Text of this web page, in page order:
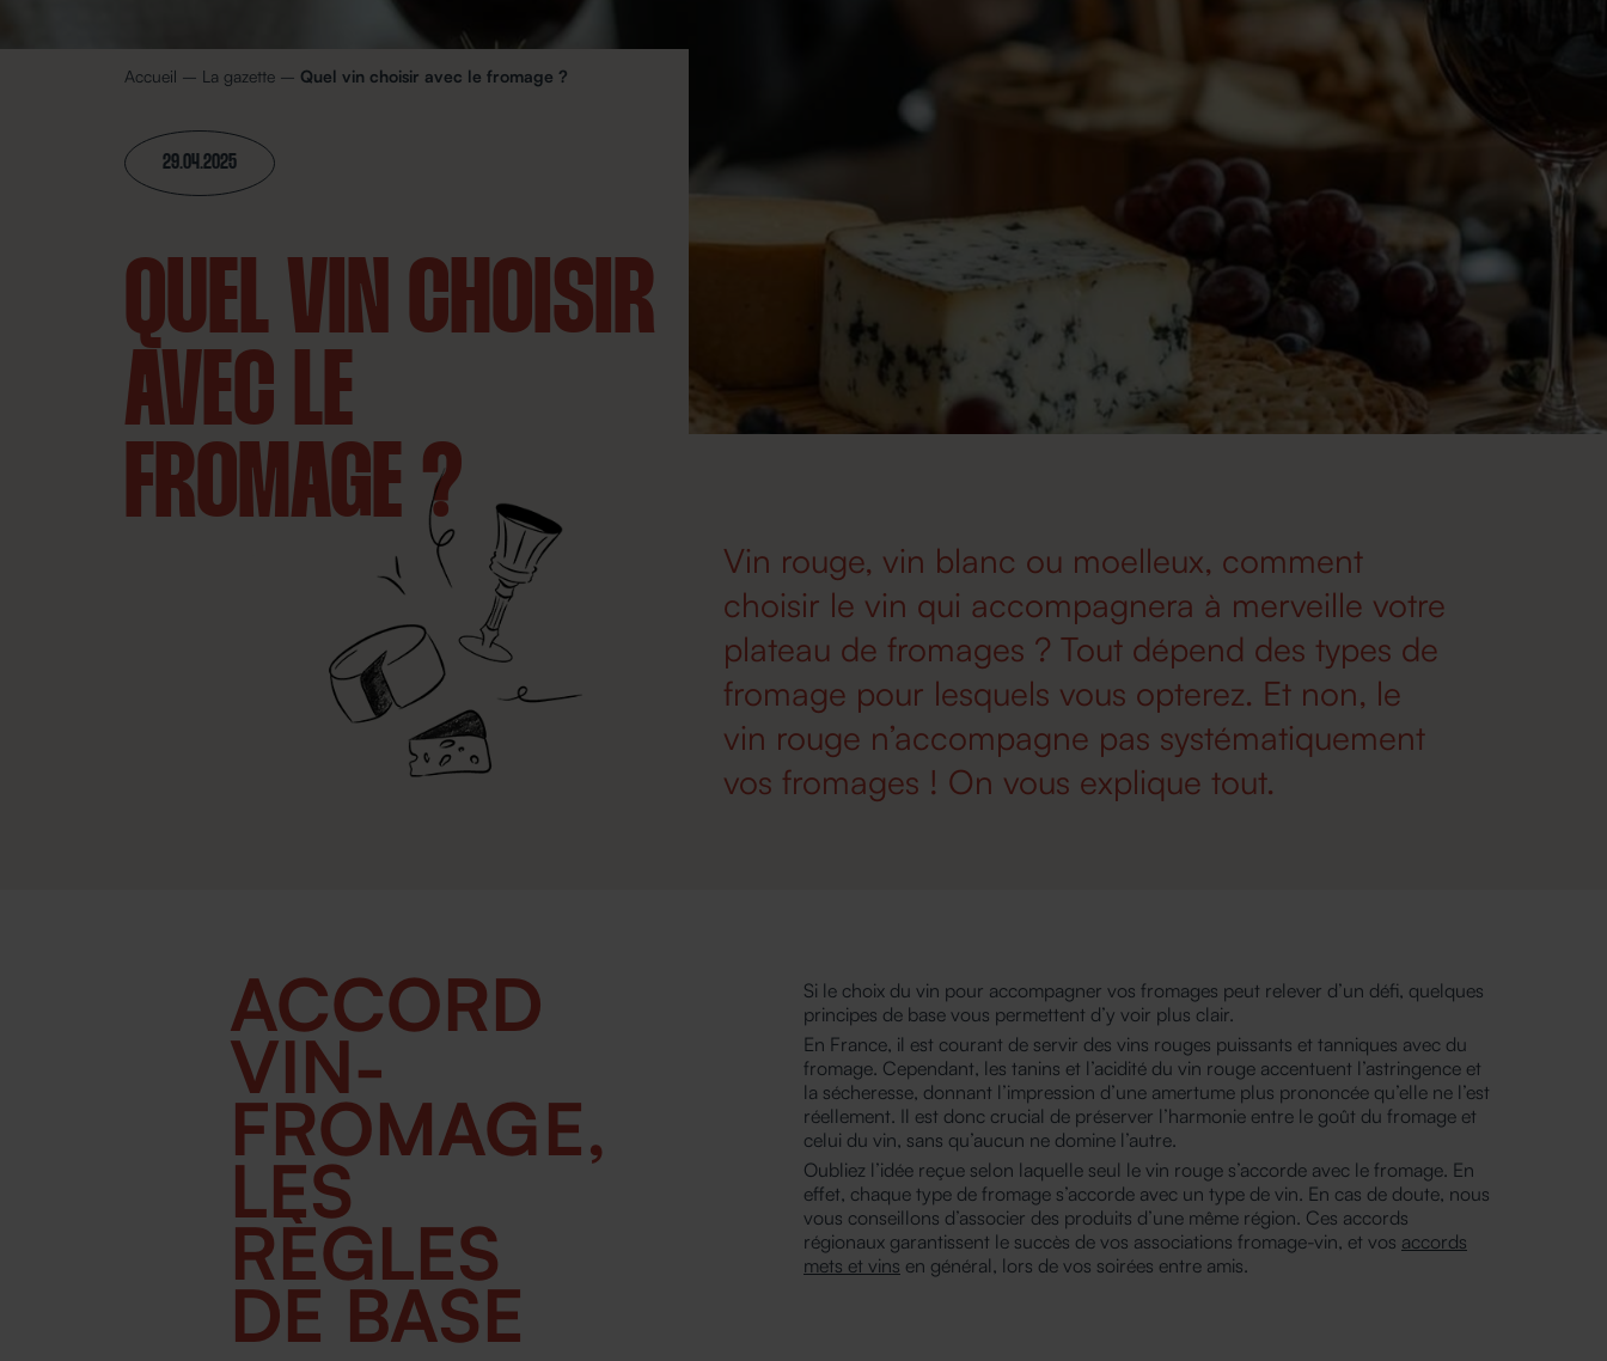
Accueil – La gazette – Quel vin choisir avec le fromage ?
29.04.2025
QUEL VIN CHOISIR
AVEC LE
FROMAGE ?
Vin rouge, vin blanc ou moelleux, comment
choisir le vin qui accompagnera à merveille votre
plateau de fromages ? Tout dépend des types de
fromage pour lesquels vous opterez. Et non, le
vin rouge n’accompagne pas systématiquement
vos fromages ! On vous explique tout.
ACCORD
VIN-
FROMAGE,
LES
RÈGLES
DE BASE
Si le choix du vin pour accompagner vos fromages peut relever d’un défi, quelques
principes de base vous permettent d’y voir plus clair.
En France, il est courant de servir des vins rouges puissants et tanniques avec du
fromage. Cependant, les tanins et l’acidité du vin rouge accentuent l’astringence et
la sécheresse, donnant l’impression d’une amertume plus prononcée qu’elle ne l’est
réellement. Il est donc crucial de préserver l’harmonie entre le goût du fromage et
celui du vin, sans qu’aucun ne domine l’autre.
Oubliez l’idée reçue selon laquelle seul le vin rouge s’accorde avec le fromage. En
effet, chaque type de fromage s’accorde avec un type de vin. En cas de doute, nous
vous conseillons d’associer des produits d’une même région. Ces accords
régionaux garantissent le succès de vos associations fromage-vin, et vos accords
mets et vins en général, lors de vos soirées entre amis.